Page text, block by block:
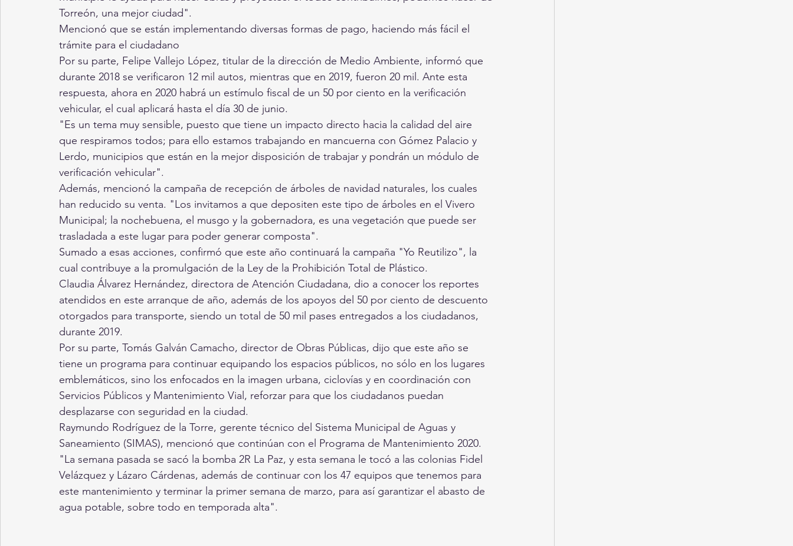
Torreón, una mejor ciudad".
Mencionó que se están implementando diversas formas de pago, haciendo más fácil el
trámite para el ciudadano
Por su parte, Felipe Vallejo López, titular de la dirección de Medio Ambiente, informó que
durante 2018 se verificaron 12 mil autos, mientras que en 2019, fueron 20 mil. Ante esta
respuesta, ahora en 2020 habrá un estímulo fiscal de un 50 por ciento en la verificación
vehicular, el cual aplicará hasta el día 30 de junio.
"Es un tema muy sensible, puesto que tiene un impacto directo hacia la calidad del aire
que respiramos todos; para ello estamos trabajando en mancuerna con Gómez Palacio y
Lerdo, municipios que están en la mejor disposición de trabajar y pondrán un módulo de
verificación vehicular".
Además, mencionó la campaña de recepción de árboles de navidad naturales, los cuales
han reducido su venta. "Los invitamos a que depositen este tipo de árboles en el Vivero
Municipal; la nochebuena, el musgo y la gobernadora, es una vegetación que puede ser
trasladada a este lugar para poder generar composta".
Sumado a esas acciones, confirmó que este año continuará la campaña "Yo Reutilizo", la
cual contribuye a la promulgación de la Ley de la Prohibición Total de Plástico.
Claudia Álvarez Hernández, directora de Atención Ciudadana, dio a conocer los reportes
atendidos en este arranque de año, además de los apoyos del 50 por ciento de descuento
otorgados para transporte, siendo un total de 50 mil pases entregados a los ciudadanos,
durante 2019.
Por su parte, Tomás Galván Camacho, director de Obras Públicas, dijo que este año se
tiene un programa para continuar equipando los espacios públicos, no sólo en los lugares
emblemáticos, sino los enfocados en la imagen urbana, ciclovías y en coordinación con
Servicios Públicos y Mantenimiento Vial, reforzar para que los ciudadanos puedan
desplazarse con seguridad en la ciudad.
Raymundo Rodríguez de la Torre, gerente técnico del Sistema Municipal de Aguas y
Saneamiento (SIMAS), mencionó que continúan con el Programa de Mantenimiento 2020.
"La semana pasada se sacó la bomba 2R La Paz, y esta semana le tocó a las colonias Fidel
Velázquez y Lázaro Cárdenas, además de continuar con los 47 equipos que tenemos para
este mantenimiento y terminar la primer semana de marzo, para así garantizar el abasto de
agua potable, sobre todo en temporada alta".